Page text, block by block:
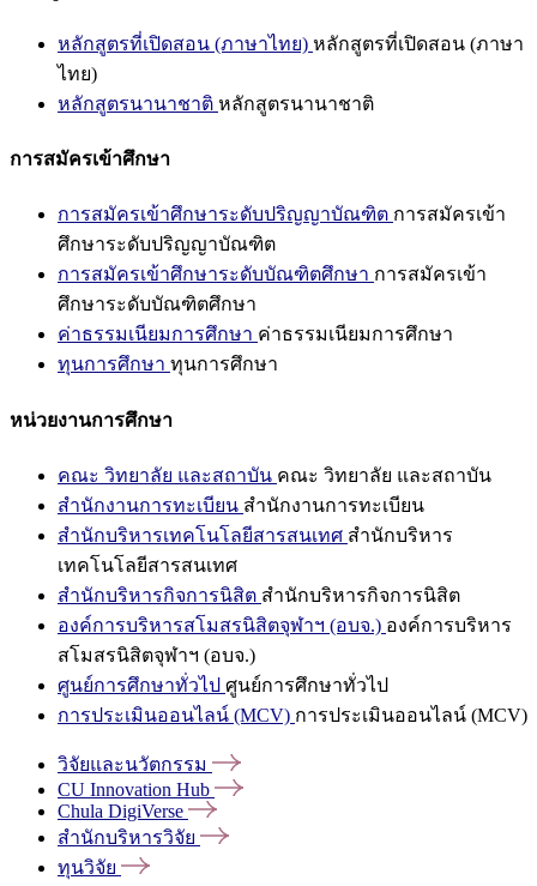
หลักสูตรที่เปิดสอน (ภาษาไทย) หลักสูตรที่เปิดสอน (ภาษา
ไทย)
หลักสูตรนานาชาติ หลักสูตรนานาชาติ
การสมัครเข้าศึกษา
การสมัครเข้าศึกษาระดับปริญญาบัณฑิต การสมัครเข้า
ศึกษาระดับปริญญาบัณฑิต
การสมัครเข้าศึกษาระดับบัณฑิตศึกษา การสมัครเข้า
ศึกษาระดับบัณฑิตศึกษา
ค่าธรรมเนียมการศึกษา ค่าธรรมเนียมการศึกษา
ทุนการศึกษา ทุนการศึกษา
หน่วยงานการศึกษา
คณะ วิทยาลัย และสถาบัน คณะ วิทยาลัย และสถาบัน
สำนักงานการทะเบียน สำนักงานการทะเบียน
สำนักบริหารเทคโนโลยีสารสนเทศ สำนักบริหาร
เทคโนโลยีสารสนเทศ
สำนักบริหารกิจการนิสิต สำนักบริหารกิจการนิสิต
องค์การบริหารสโมสรนิสิตจุฬาฯ (อบจ.) องค์การบริหาร
สโมสรนิสิตจุฬาฯ (อบจ.)
ศูนย์การศึกษาทั่วไป ศูนย์การศึกษาทั่วไป
การประเมินออนไลน์ (MCV) การประเมินออนไลน์ (MCV)
วิจัยและนวัตกรรม
CU Innovation Hub
Chula DigiVerse
สำนักบริหารวิจัย
ทุนวิจัย